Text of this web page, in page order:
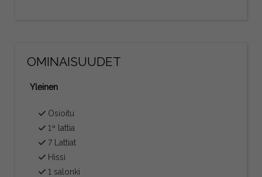
OMINAISUUDET
Yleinen
Osioitu
1ª lattia
7 Lattiat
Hissi
1 salonki